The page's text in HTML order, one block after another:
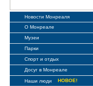
Новости Монреаля
О Монреале
Музеи
Парки
Спорт и отдых
Досуг в Монреале
Наши люди
НОВОЕ!